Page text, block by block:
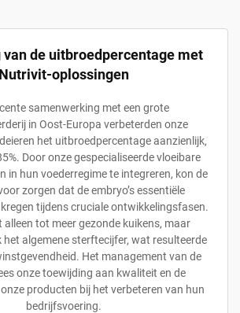
de uitbroedpercentage met
Nutrivit-oplossingen
samenwerking met een grote
in Oost-Europa verbeterden onze
het uitbroedpercentage aanzienlijk,
Door onze gespecialiseerde vloeibare
in hun voederregime te integreren, kon de
zorgen dat de embryo’s essentiële
tijdens cruciale ontwikkelingsfasen.
alleen tot meer gezonde kuikens, maar
het algemene sterftecijfer, wat resulteerde
Het management van de
onze toewijding aan kwaliteit en de
producten bij het verbeteren van hun
bedrijfsvoering.